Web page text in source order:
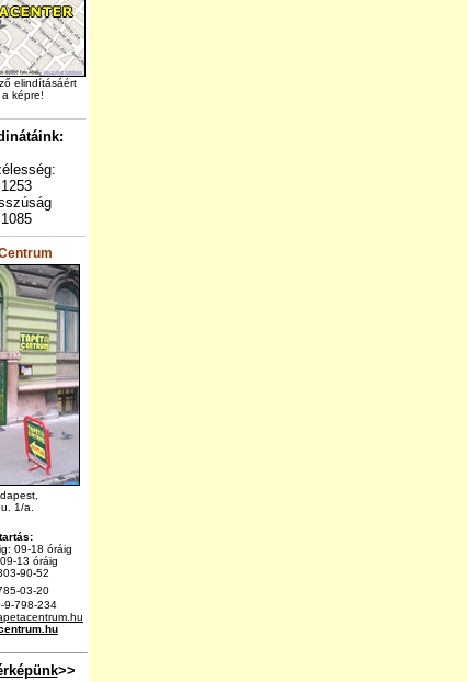
elindításáért
képre!
1/a.
09-18 óráig
13 óráig
90-52
03-20
9-798-234
>>